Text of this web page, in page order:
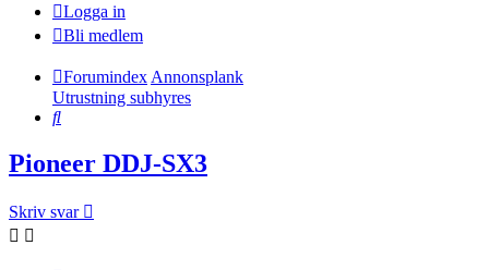
Logga in
Bli medlem
Forumindex Annonsplank
Utrustning subhyres
Sök
Pioneer DDJ-SX3
Skriv svar